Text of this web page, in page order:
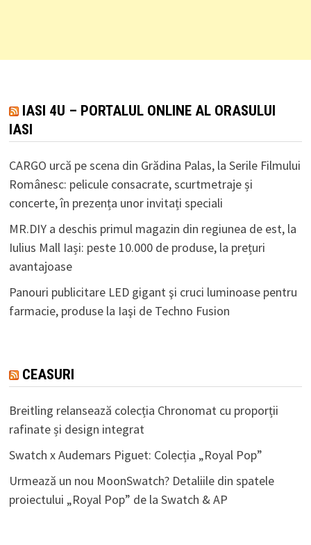
IASI 4U – PORTALUL ONLINE AL ORASULUI
IASI
CARGO urcă pe scena din Grădina Palas, la Serile Filmului
Românesc: pelicule consacrate, scurtmetraje și
concerte, în prezența unor invitați speciali
MR.DIY a deschis primul magazin din regiunea de est, la
Iulius Mall Iași: peste 10.000 de produse, la prețuri
avantajoase
Panouri publicitare LED gigant şi cruci luminoase pentru
farmacie, produse la Iaşi de Techno Fusion
CEASURI
Breitling relansează colecția Chronomat cu proporții
rafinate și design integrat
Swatch x Audemars Piguet: Colecția „Royal Pop”
Urmează un nou MoonSwatch? Detaliile din spatele
proiectului „Royal Pop” de la Swatch & AP